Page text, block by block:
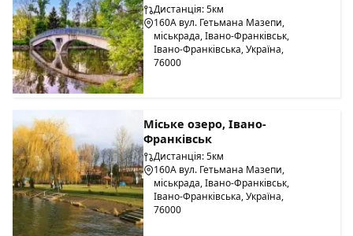
Дистанція: 5км
160А вул. Гетьмана Мазепи,
міськрада, Івано-Франківськ,
Івано-Франківська, Україна,
76000
Міське озеро, Івано-
Франківськ
Дистанція: 5км
160А вул. Гетьмана Мазепи,
міськрада, Івано-Франківськ,
Івано-Франківська, Україна,
76000